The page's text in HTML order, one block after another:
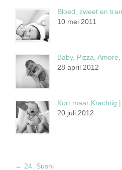
Bloed, zweet en
10 mei 2011
Baby, Pizza,
28 april 2012
Kort maar Krachtig
20 juli 2012
← 24. Sushi